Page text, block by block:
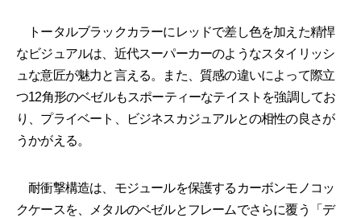
トータルブラックカラーにレッドで差し色を加えた精悍
なビジュアルは、近代スーパーカーのようなスタイリッシ
ュな意匠が魅力と言える。また、質感の違いによって際立
つ12角形のベゼルもスポーティーなテイストを強調してお
り、プライベート、ビジネスカジュアルとの相性の良さが
うかがえる。
耐衝撃構造は、モジュールを保護するカーボンモノコッ
クケースを、メタルのベゼルとフレームでさらに覆う「デ